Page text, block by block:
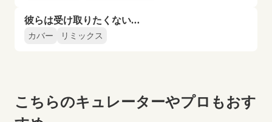
彼らは受け取りたくない…
カバー リミックス
こちらのキュレーターやプロもおす